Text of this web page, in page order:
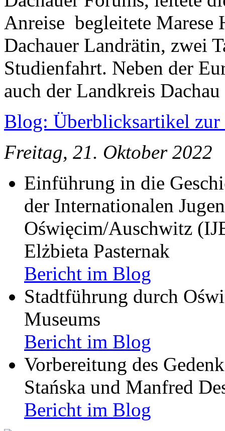
Anreise begleitete Marese
Dachauer Landrätin, zwei
Studienfahrt. Neben der
auch der Landkreis
Blog: Überblicksartikel zur
Freitag, 21. Oktober 2022
Einführung in die
der Internationalen
Oświęcim/Auschwitz
Elżbieta Pasternak
Bericht im Blog
Stadtführung durch
Museums
Bericht im Blog
Vorbereitung des
Stańska und Manfred
Bericht im Blog